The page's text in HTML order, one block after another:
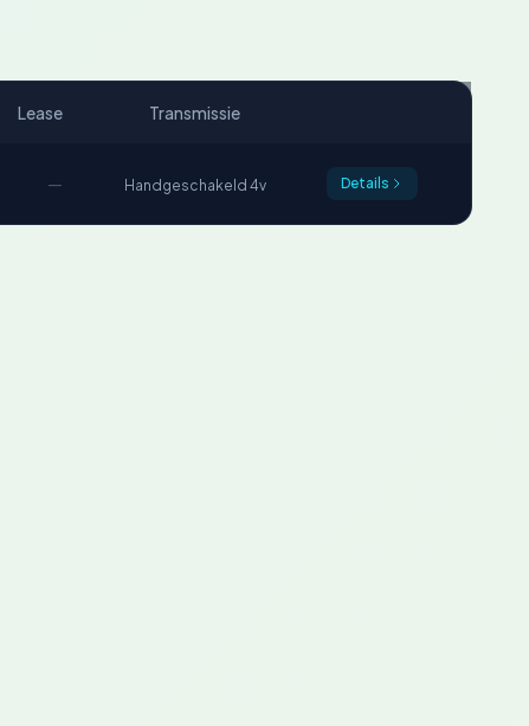
Lease Transmissie
— Handgeschakeld 4v Details